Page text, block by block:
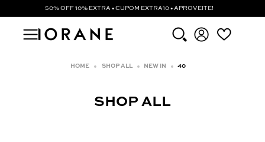
50% OFF 10% EXTRA • CUPOM EXTRA10 • APROVEITE!
SHOP ALL NEW IN 40
SHOP ALL